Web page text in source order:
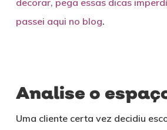
passei aqui no blog.
Analise o
Uma cliente certa vez decidiu